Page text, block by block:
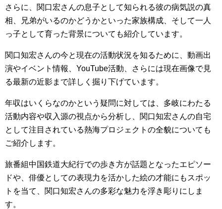
さらに、関口宏さんの息子として知られる彼の病気説の真
相、兄弟がいるのかどうかといった家族構成、そして一人
っ子として育った背景についても紹介しています。
関口知宏さんの今と現在の活動状況を知るために、動画出
演やイベント情報、YouTube活動、さらには現在画像で見
る最新の近影まで詳しく掘り下げています。
年収はいくらなのかという疑問に対しては、多岐にわたる
活動内容や収入源の視点から分析し、関口知宏さんの自宅
として注目されている熱海プロジェクトの全貌についても
ご紹介します。
旅番組中国鉄道大紀行での歩き方が話題となったエピソー
ドや、俳優としての表現力を活かした絵の才能にもスポッ
トを当て、関口知宏さんの多彩な魅力を浮き彫りにしま
す。